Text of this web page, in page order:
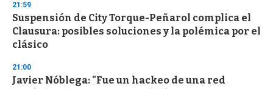
21:59
Suspensión de City Torque-Peñarol complica el
Clausura: posibles soluciones y la polémica por el
clásico
21:00
Javier Nóblega: "Fue un hackeo de una red